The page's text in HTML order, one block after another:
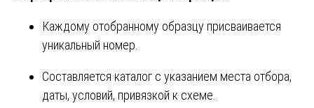
Каждому отобранному образцу присваивается
уникальный номер.
Составляется каталог с указанием места отбора,
даты, условий, привязкой к схеме.